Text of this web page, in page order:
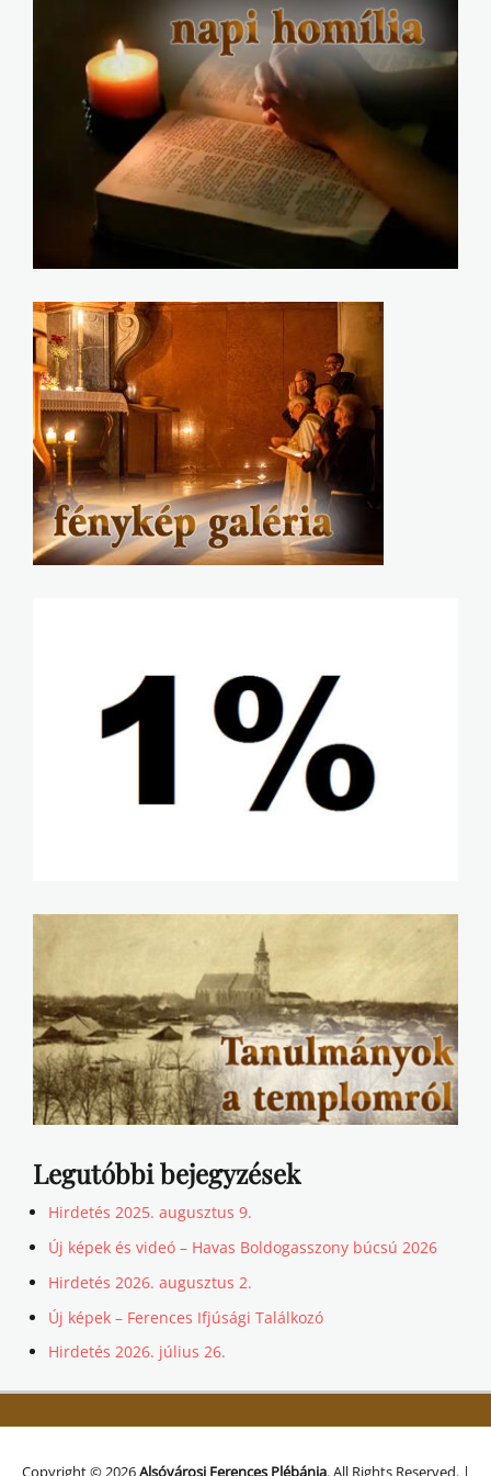
Legutóbbi bejegyzések
Hirdetés 2025. augusztus 9.
Új képek és videó – Havas Boldogasszony búcsú 2026
Hirdetés 2026. augusztus 2.
Új képek – Ferences Ifjúsági Találkozó
Hirdetés 2026. július 26.
Copyright © 2026Alsóvárosi Ferences Plébánia. All Rights Reserved. |